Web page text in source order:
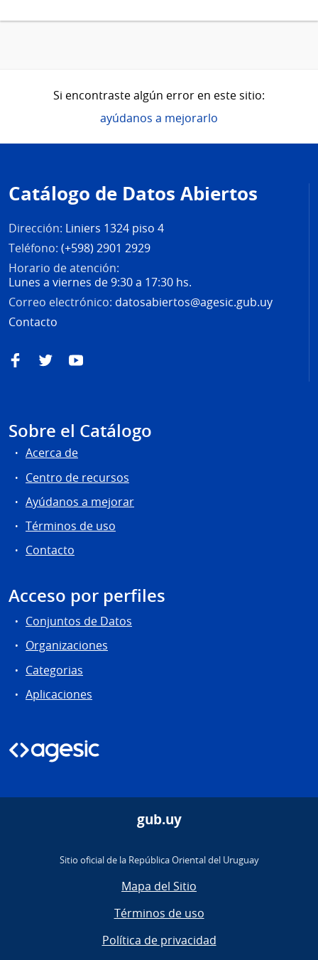
Si encontraste algún error en este sitio:
ayúdanos a mejorarlo
de
página
Catálogo de Datos Abiertos
Dirección: Liniers 1324 piso 4
Teléfono: (+598) 2901 2929
Horario de atención:
Lunes a viernes de 9:30 a 17:30 hs.
Correo electrónico: datosabiertos@agesic.gub.uy
Contacto
FacebookTwitterYouTube
Sobre el Catálogo
Acerca de
Centro de recursos
Ayúdanos a mejorar
Términos de uso
Contacto
Acceso por perfiles
Conjuntos de Datos
Organizaciones
Categorias
Aplicaciones
gub.uy
Sitio oficial de la República Oriental del Uruguay
Mapa del Sitio
Términos de uso
Política de privacidad